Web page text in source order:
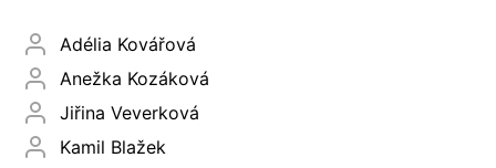
Adélia Kovářová
Anežka Kozáková
Jiřina Veverková
Kamil Blažek